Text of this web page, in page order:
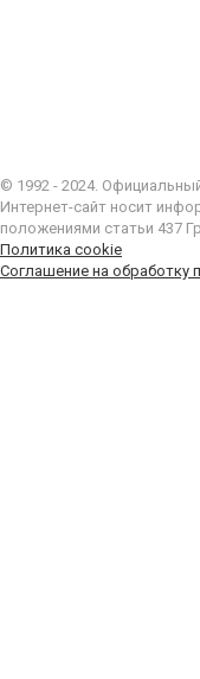
© 1992 - 2024.
Интернет-сайт носит
положениями статьи 437
Политика cookie
Соглашение на обработку